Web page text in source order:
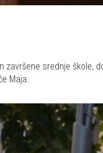
završene srednje škole,
Maja.